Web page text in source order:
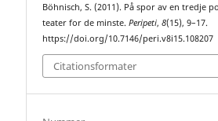
Böhnisch, S. (2011). På spor av en tredje
teater for de minste.Peripeti,8(15), 9–17.
https://doi.org/10.7146/peri.v8i15.108207
Citationsformater